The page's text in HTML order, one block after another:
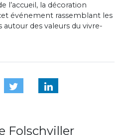
l’accueil, la décoration
événement rassemblant les
des valeurs du vivre-
Folschviller